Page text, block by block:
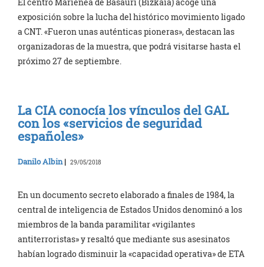
exposición sobre la lucha del histórico movimiento ligado
a CNT. «Fueron unas auténticas pioneras», destacan las
organizadoras de la muestra, que podrá visitarse hasta el
próximo 27 de septiembre.
La CIA conocía los vínculos del GAL
con los «servicios de seguridad
españoles»
Danilo Albin| 29/05/2018
En un documento secreto elaborado a finales de 1984, la
central de inteligencia de Estados Unidos denominó a los
miembros de la banda paramilitar «vigilantes
antiterroristas» y resaltó que mediante sus asesinatos
habían logrado disminuir la «capacidad operativa» de ETA